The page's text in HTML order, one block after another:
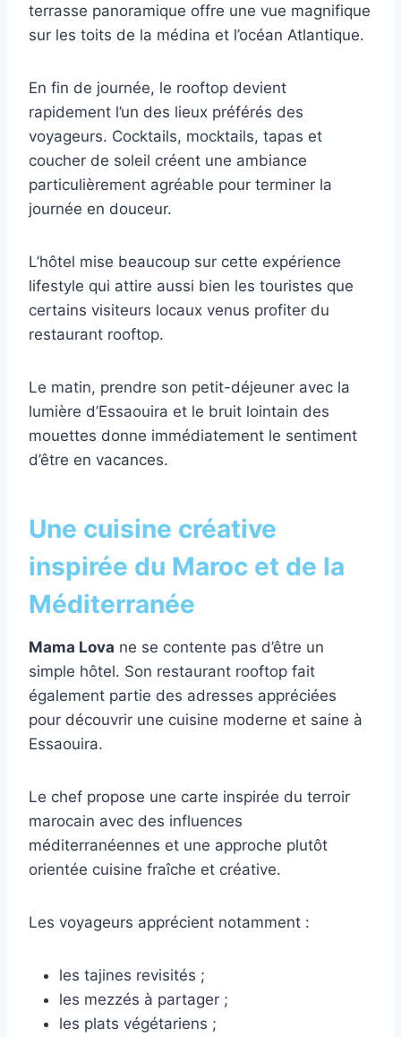
terrasse panoramique offre une vue magnifique
sur les toits de la médina et l’océan Atlantique.
En fin de journée, le rooftop devient
rapidement l’un des lieux préférés des
voyageurs. Cocktails, mocktails, tapas et
coucher de soleil créent une ambiance
particulièrement agréable pour terminer la
journée en douceur.
L’hôtel mise beaucoup sur cette expérience
lifestyle qui attire aussi bien les touristes que
certains visiteurs locaux venus profiter du
restaurant rooftop.
Le matin, prendre son petit-déjeuner avec la
lumière d’Essaouira et le bruit lointain des
mouettes donne immédiatement le sentiment
d’être en vacances.
Une cuisine créative
inspirée du Maroc et de la
Méditerranée
Mama Lova ne se contente pas d’être un
simple hôtel. Son restaurant rooftop fait
également partie des adresses appréciées
pour découvrir une cuisine moderne et saine à
Essaouira.
Le chef propose une carte inspirée du terroir
marocain avec des influences
méditerranéennes et une approche plutôt
orientée cuisine fraîche et créative.
Les voyageurs apprécient notamment :
les tajines revisités ;
les mezzés à partager ;
les plats végétariens ;